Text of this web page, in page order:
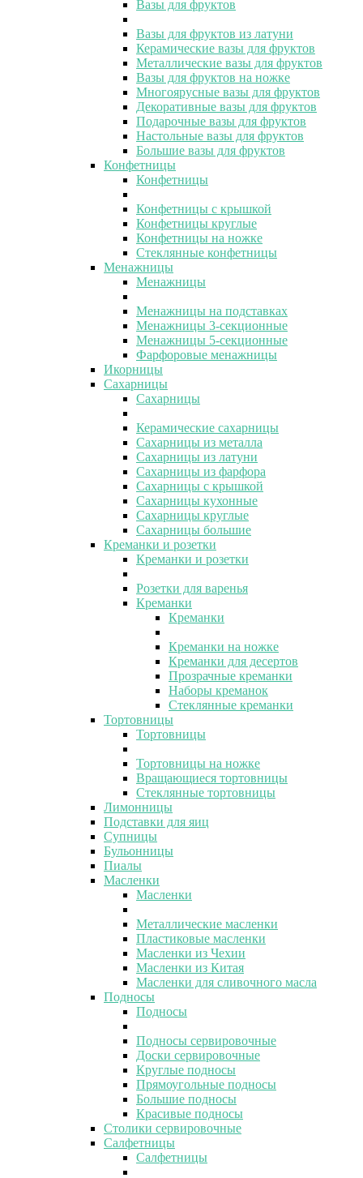
Вазы для фруктов
Вазы для фруктов из латуни
Керамические вазы для фруктов
Металлические вазы для фруктов
Вазы для фруктов на ножке
Многоярусные вазы для фруктов
Декоративные вазы для фруктов
Подарочные вазы для фруктов
Настольные вазы для фруктов
Большие вазы для фруктов
Конфетницы
Конфетницы
Конфетницы с крышкой
Конфетницы круглые
Конфетницы на ножке
Стеклянные конфетницы
Менажницы
Менажницы
Менажницы на подставках
Менажницы 3-секционные
Менажницы 5-секционные
Фарфоровые менажницы
Икорницы
Сахарницы
Сахарницы
Керамические сахарницы
Сахарницы из металла
Сахарницы из латуни
Сахарницы из фарфора
Сахарницы с крышкой
Сахарницы кухонные
Сахарницы круглые
Сахарницы большие
Креманки и розетки
Креманки и розетки
Розетки для варенья
Креманки
Креманки
Креманки на ножке
Креманки для десертов
Прозрачные креманки
Наборы креманок
Стеклянные креманки
Тортовницы
Тортовницы
Тортовницы на ножке
Вращающиеся тортовницы
Стеклянные тортовницы
Лимонницы
Подставки для яиц
Супницы
Бульонницы
Пиалы
Масленки
Масленки
Металлические масленки
Пластиковые масленки
Масленки из Чехии
Масленки из Китая
Масленки для сливочного масла
Подносы
Подносы
Подносы сервировочные
Доски сервировочные
Круглые подносы
Прямоугольные подносы
Большие подносы
Красивые подносы
Столики сервировочные
Салфетницы
Салфетницы